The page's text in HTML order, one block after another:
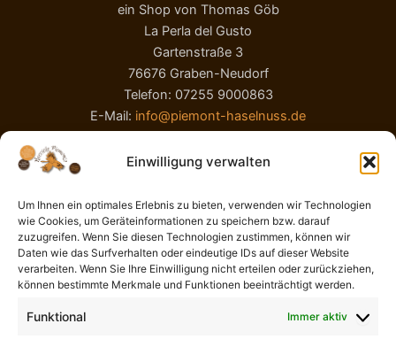
Einwilligung verwalten
Um Ihnen ein optimales Erlebnis zu bieten, verwenden wir Technologien
wie Cookies, um Geräteinformationen zu speichern bzw. darauf
zuzugreifen. Wenn Sie diesen Technologien zustimmen, können wir
Daten wie das Surfverhalten oder eindeutige IDs auf dieser Website
verarbeiten. Wenn Sie Ihre Einwilligung nicht erteilen oder zurückziehen,
können bestimmte Merkmale und Funktionen beeinträchtigt werden.
Funktional Immer aktiv
ein Shop von Thomas Göb
La Perla del Gusto
Gartenstraße 3
76676 Graben-Neudorf
Telefon: 07255 9000863
E-Mail: info@piemont-haselnuss.de
AGB